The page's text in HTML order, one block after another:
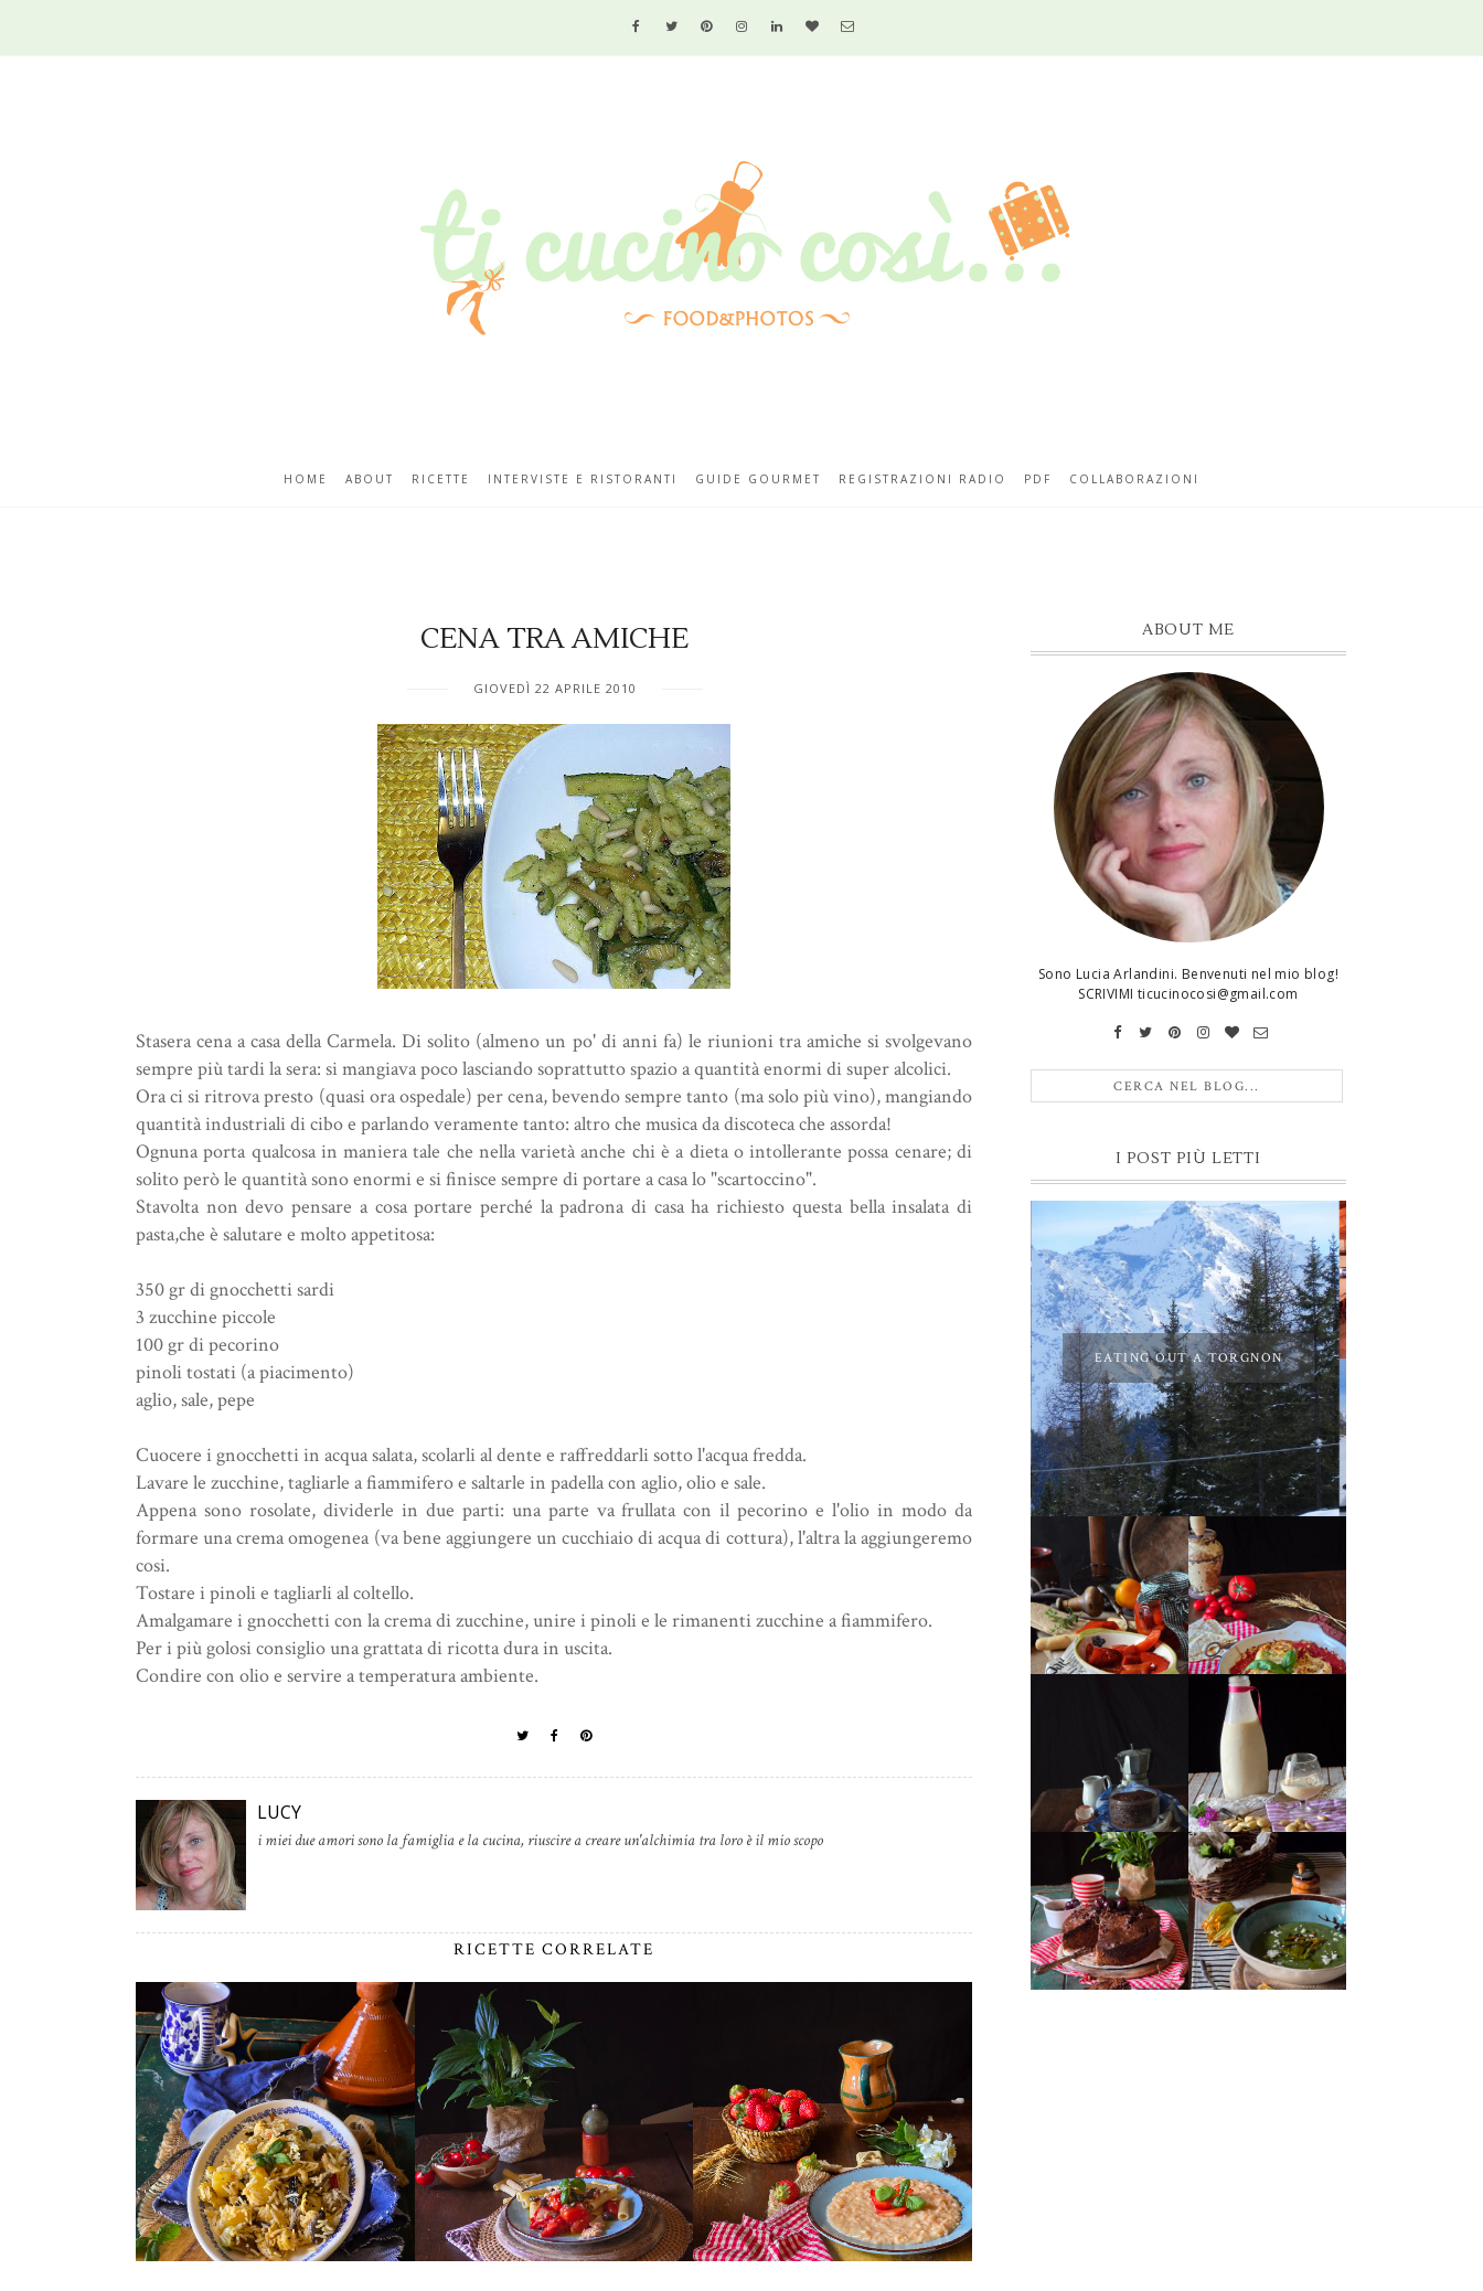
HOME ABOUT RICETTE INTERVISTE E RISTORANTI GUIDE GOURMET REGISTRAZIONI RADIO PDF COLLABORAZIONI
CENA TRA AMICHE
GIOVEDÌ 22 APRILE 2010
Stasera cena a casa della Carmela. Di solito (almeno un po' di anni fa) le riunioni tra amiche si svolgevano
sempre più tardi la sera: si mangiava poco lasciando soprattutto spazio a quantità enormi di super alcolici.
Ora ci si ritrova presto (quasi ora ospedale) per cena, bevendo sempre tanto (ma solo più vino), mangiando
quantità industriali di cibo e parlando veramente tanto: altro che musica da discoteca che assorda!
Ognuna porta qualcosa in maniera tale che nella varietà anche chi è a dieta o intollerante possa cenare; di
solito però le quantità sono enormi e si finisce sempre di portare a casa lo "scartoccino".
Stavolta non devo pensare a cosa portare perché la padrona di casa ha richiesto questa bella insalata di
pasta,che è salutare e molto appetitosa:
350 gr di gnocchetti sardi
3 zucchine piccole
100 gr di pecorino
pinoli tostati (a piacimento)
aglio, sale, pepe
Cuocere i gnocchetti in acqua salata, scolarli al dente e raffreddarli sotto l'acqua fredda.
Lavare le zucchine, tagliarle a fiammifero e saltarle in padella con aglio, olio e sale.
Appena sono rosolate, dividerle in due parti: una parte va frullata con il pecorino e l'olio in modo da
formare una crema omogenea (va bene aggiungere un cucchiaio di acqua di cottura), l'altra la aggiungeremo
cosi.
Tostare i pinoli e tagliarli al coltello.
Amalgamare i gnocchetti con la crema di zucchine, unire i pinoli e le rimanenti zucchine a fiammifero.
Per i più golosi consiglio una grattata di ricotta dura in uscita.
Condire con olio e servire a temperatura ambiente.
LUCY
i miei due amori sono la famiglia e la cucina, riuscire a creare un'alchimia tra loro è il mio scopo
RICETTE CORRELATE
ABOUT ME
Sono Lucia Arlandini. Benvenuti nel mio blog!
SCRIVIMI ticucinocosi@gmail.com
I POST PIÙ LETTI
EATING OUT A TORGNON
PEPERONI ALLA
PIEMONTESE
GIRANDOLE DI
RICOTTA
MUG CAKE AL
CIOCCOLATO
MANDORLITO
TORTA DOPPIO
CIOCCOLATO E
CILIEGIE
CREMA ESTIVA
DI ZUCCHINE
CON FIORI E
FETA